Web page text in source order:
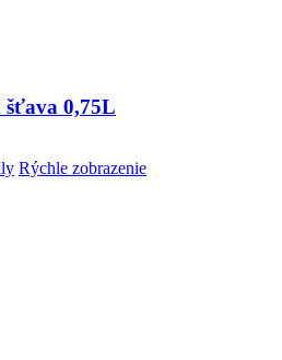
šťava 0,75L
Rýchle zobrazenie